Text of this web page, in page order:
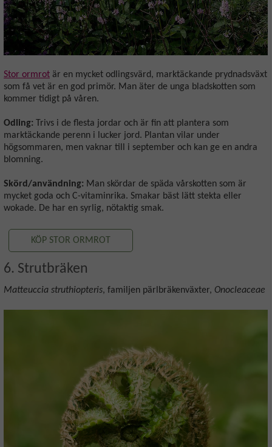
Stor ormrot är en mycket odlingsvärd, marktäckande prydnadsväxt
som få vet är en god primör. Man äter de unga bladskotten som
kommer tidigt på våren.
Odling:
Trivs i de flesta jordar och är fin att plantera som
marktäckande perenn i lucker jord. Plantan vilar under
högsommaren, men vaknar till i september och kan ge en andra
blomning.
Skörd/användning: Man skördar de späda vårskotten som är
mycket goda och C-vitaminrika. Smakar bäst lätt stekta eller
wokade. De har en syrlig, nötaktig smak.
KÖP STOR ORMROT
6. Strutbräken
Matteuccia struthiopteris, familjen pärlbräkenväxter, Onocleaceae